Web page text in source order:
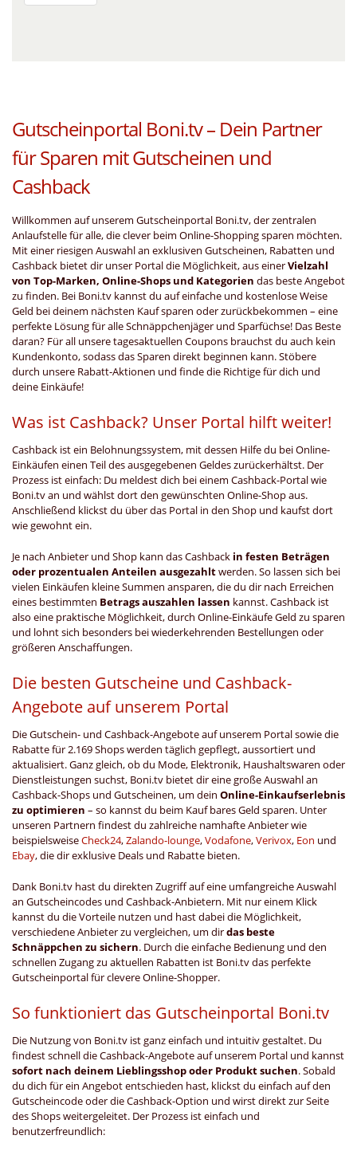
Gutscheinportal Boni.tv – Dein Partner
für Sparen mit Gutscheinen und
Cashback
Willkommen auf unserem Gutscheinportal Boni.tv, der zentralen
Anlaufstelle für alle, die clever beim Online-Shopping sparen möchten.
Mit einer riesigen Auswahl an exklusiven Gutscheinen, Rabatten und
Cashback bietet dir unser Portal die Möglichkeit, aus einerVielzahl
von Top-Marken, Online-Shops und Kategorien das beste Angebot
zu finden. Bei Boni.tv kannst du auf einfache und kostenlose Weise
Geld bei deinem nächsten Kauf sparen oder zurückbekommen – eine
perfekte Lösung für alle Schnäppchenjäger und Sparfüchse! Das Beste
daran? Für all unsere tagesaktuellen Coupons brauchst du auch kein
Kundenkonto, sodass das Sparen direkt beginnen kann. Stöbere
durch unsere Rabatt-Aktionen und finde die Richtige für dich und
deine Einkäufe!
Was ist Cashback? Unser Portal hilft weiter!
Cashback ist ein Belohnungssystem, mit dessen Hilfe du bei Online-
Einkäufen einen Teil des ausgegebenen Geldes zurückerhältst. Der
Prozess ist einfach: Du meldest dich bei einem Cashback-Portal wie
Boni.tv an und wählst dort den gewünschten Online-Shop aus.
Anschließend klickst du über das Portal in den Shop und kaufst dort
wie gewohnt ein.
Je nach Anbieter und Shop kann das Cashback in festen Beträgen
oder prozentualen Anteilen ausgezahltwerden. So lassen sich bei
vielen Einkäufen kleine Summen ansparen, die du dir nach Erreichen
eines bestimmten Betrags auszahlen lassen kannst. Cashback ist
also eine praktische Möglichkeit, durch Online-Einkäufe Geld zu sparen
und lohnt sich besonders bei wiederkehrenden Bestellungen oder
größeren Anschaffungen.
Die besten Gutscheine und Cashback-
Angebote auf unserem Portal
Die Gutschein- und Cashback-Angebote auf unserem Portal sowie die
Rabatte für 2.169 Shops werden täglich gepflegt, aussortiert und
aktualisiert. Ganz gleich, ob du Mode, Elektronik, Haushaltswaren oder
Dienstleistungen suchst, Boni.tv bietet dir eine große Auswahl an
Cashback-Shops und Gutscheinen, um dein Online-Einkaufserlebnis
zu optimieren – so kannst du beim Kauf bares Geld sparen. Unter
unseren Partnern findest du zahlreiche namhafte Anbieter wie
beispielsweiseCheck24,Zalando-lounge,Vodafone,Verivox, Eon und
Ebay, die dir exklusive Deals und Rabatte bieten.
Dank Boni.tv hast du direkten Zugriff auf eine umfangreiche Auswahl
an Gutscheincodes und Cashback-Anbietern. Mit nur einem Klick
kannst du die Vorteile nutzen und hast dabei die Möglichkeit,
verschiedene Anbieter zu vergleichen, um dirdas beste
Schnäppchen zu sichern. Durch die einfache Bedienung und den
schnellen Zugang zu aktuellen Rabatten ist Boni.tv das perfekte
Gutscheinportal für clevere Online-Shopper.
So funktioniert das Gutscheinportal Boni.tv
Die Nutzung von Boni.tv ist ganz einfach und intuitiv gestaltet. Du
findest schnell die Cashback-Angebote auf unserem Portal und kannst
sofort nach deinem Lieblingsshop oder Produkt suchen. Sobald
du dich für ein Angebot entschieden hast, klickst du einfach auf den
Gutscheincode oder die Cashback-Option und wirst direkt zur Seite
des Shops weitergeleitet. Der Prozess ist einfach und
benutzerfreundlich: